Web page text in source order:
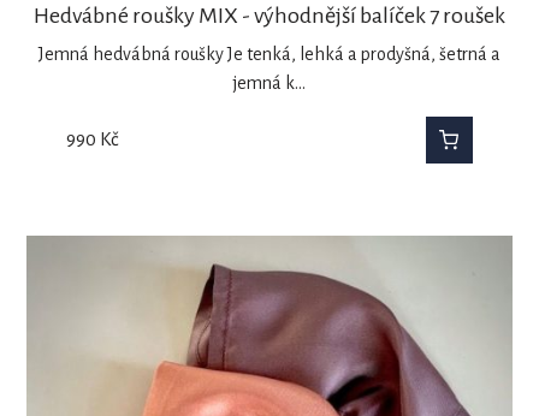
Hedvábné roušky MIX - výhodnější balíček 7 roušek
Jemná hedvábná roušky Je tenká, lehká a prodyšná, šetrná a
jemná k…
990 Kč